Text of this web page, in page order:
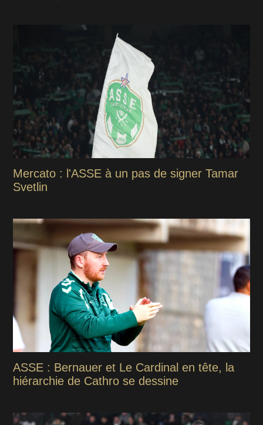
Mercato : l'ASSE à un pas de signer Tamar
Svetlin
ASSE : Bernauer et Le Cardinal en tête, la
hiérarchie de Cathro se dessine